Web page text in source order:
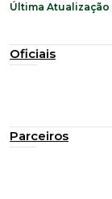
Última Atualização
Oficiais
Parceiros